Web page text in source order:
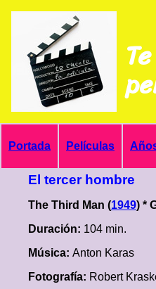
Portada Películas
El tercer hombre
The Third Man (1949) *
Duración: 104 min.
Música: Anton Karas
Fotografía: Robert